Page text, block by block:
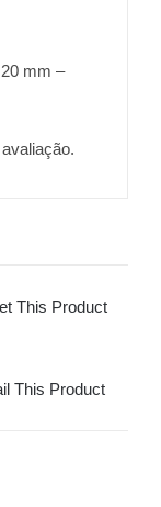
mm –
This Product
This Product